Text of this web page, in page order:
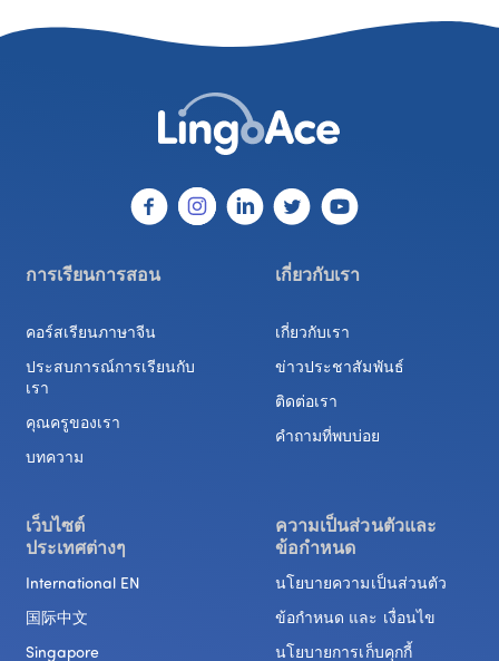
การเรียนการสอน
คอร์สเรียนภาษาจีน
ประสบการณ์การเรียนกับ
เรา
คุณครูของเรา
บทความ
เกี่ยวกับเรา
เกี่ยวกับเรา
ข่าวประชาสัมพันธ์
ติดต่อเรา
คำถามที่พบบ่อย
เว็บไซต์
ประเทศต่างๆ
International EN
国际中文
Singapore
ความเป็นส่วนตัวและ
ข้อกำหนด
นโยบายความเป็นส่วนตัว
ข้อกำหนด และ เงื่อนไข
นโยบายการเก็บคุกกี้